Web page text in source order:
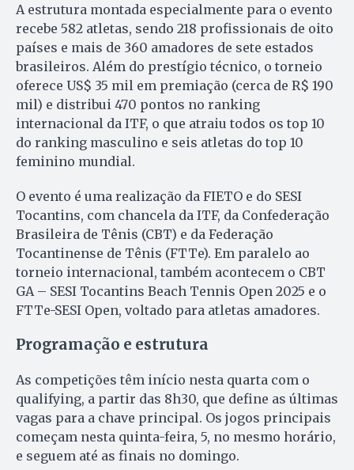
A estrutura montada especialmente para o evento
recebe 582 atletas, sendo 218 profissionais de oito
países e mais de 360 amadores de sete estados
brasileiros. Além do prestígio técnico, o torneio
oferece US$ 35 mil em premiação (cerca de R$ 190
mil) e distribui 470 pontos no ranking
internacional da ITF, o que atraiu todos os top 10
do ranking masculino e seis atletas do top 10
feminino mundial.
O evento é uma realização da FIETO e do SESI
Tocantins, com chancela da ITF, da Confederação
Brasileira de Tênis (CBT) e da Federação
Tocantinense de Tênis (FTTe). Em paralelo ao
torneio internacional, também acontecem o CBT
GA – SESI Tocantins Beach Tennis Open 2025 e o
FTTe-SESI Open, voltado para atletas amadores.
Programação e estrutura
As competições têm início nesta quarta com o
qualifying, a partir das 8h30, que define as últimas
vagas para a chave principal. Os jogos principais
começam nesta quinta-feira, 5, no mesmo horário,
e seguem até as finais no domingo.